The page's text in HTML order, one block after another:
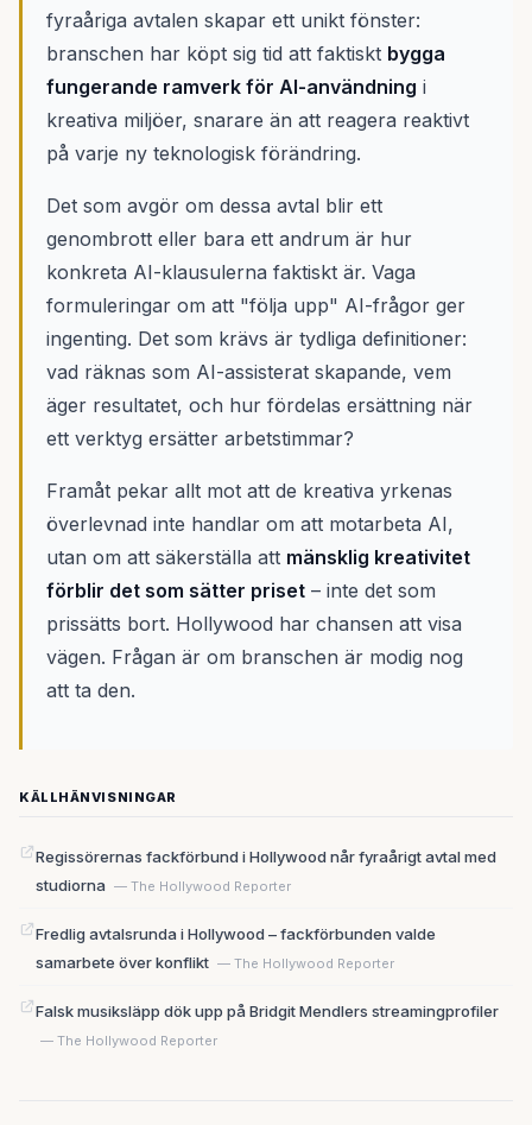
fyraåriga avtalen skapar ett unikt fönster:
branschen har köpt sig tid att faktiskt bygga
fungerande ramverk för AI-användning i
kreativa miljöer, snarare än att reagera reaktivt
på varje ny teknologisk förändring.
Det som avgör om dessa avtal blir ett
genombrott eller bara ett andrum är hur
konkreta AI-klausulerna faktiskt är. Vaga
formuleringar om att "följa upp" AI-frågor ger
ingenting. Det som krävs är tydliga definitioner:
vad räknas som AI-assisterat skapande, vem
äger resultatet, och hur fördelas ersättning när
ett verktyg ersätter arbetstimmar?
Framåt pekar allt mot att de kreativa yrkenas
överlevnad inte handlar om att motarbeta AI,
utan om att säkerställa att mänsklig kreativitet
förblir det som sätter priset – inte det som
prissätts bort. Hollywood har chansen att visa
vägen. Frågan är om branschen är modig nog
att ta den.
KÄLLHÄNVISNINGAR
Regissörernas fackförbund i Hollywood når fyraårigt avtal med
studiorna — The Hollywood Reporter
Fredlig avtalsrunda i Hollywood – fackförbunden valde
samarbete över konflikt — The Hollywood Reporter
Falsk musiksläpp dök upp på Bridgit Mendlers streamingprofiler
— The Hollywood Reporter